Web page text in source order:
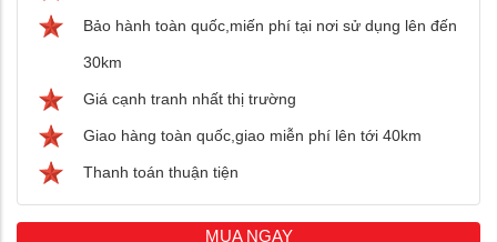
Bảo hành toàn quốc,miến phí tại nơi sử dụng lên đến
30km
Giá cạnh tranh nhất thị trường
Giao hàng toàn quốc,giao miễn phí lên tới 40km
Thanh toán thuận tiện
MUA NGAY